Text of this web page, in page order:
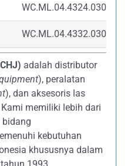
WC.ML.04.4324.030
WC.ML.04.4332.030
adalah distributor
), peralatan
), dan aksesoris las
memiliki lebih dari
kebutuhan
khususnya dalam
1993.